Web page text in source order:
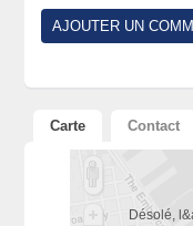
Carte Contact
Désolé,